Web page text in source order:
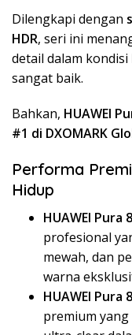
Dilengkapi dengan
HDR, seri ini
detail dalam kondisi
sangat baik.
Bahkan, HUAWEI
#1 di DXOMARK
Performa
Hidup
HUAWEI Pura
profesional
mewah, dan
warna
HUAWEI Pura
premium